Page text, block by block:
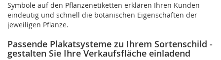
Symbole auf den Pflanzenetiketten erklären Ihren Kunden
eindeutig und schnell die botanischen Eigenschaften der
jeweiligen Pflanze.
Passende Plakatsysteme zu Ihrem Sortenschild -
gestalten Sie Ihre Verkaufsfläche einladend